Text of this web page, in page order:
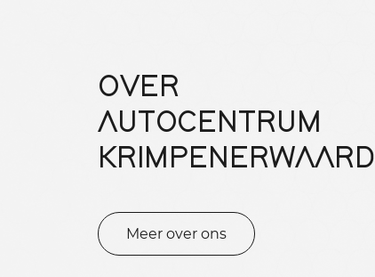
OVER
AUTOCENTRUM
KRIMPENERWAARD
Meer over ons